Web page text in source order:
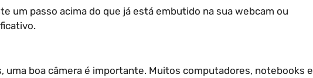
um passo acima do que já está embutido na sua webcam ou
uma boa câmera é importante. Muitos computadores, notebooks e